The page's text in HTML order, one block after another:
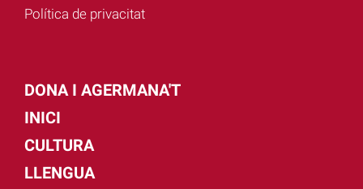
Política de privacitat
DONA I AGERMANA'T
INICI
CULTURA
LLENGUA